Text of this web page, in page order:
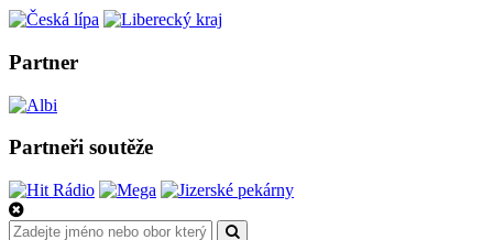
Partner
Partneři soutěže